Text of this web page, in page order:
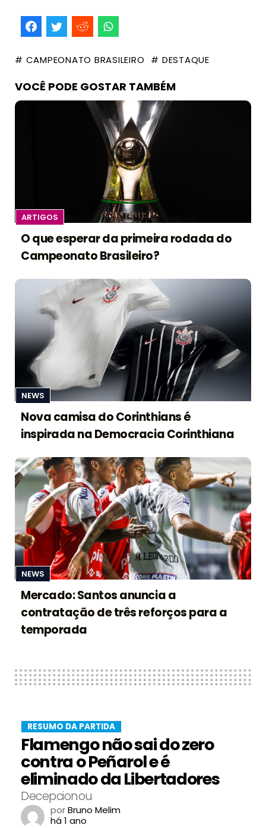
# CAMPEONATO BRASILEIRO # DESTAQUE
VOCÊ PODE GOSTAR TAMBÉM
ARTIGOS
O que esperar da primeira rodada do
Campeonato Brasileiro?
NEWS
Nova camisa do Corinthians é
inspirada na Democracia Corinthiana
NEWS
Mercado: Santos anuncia a
contratação de três reforços para a
temporada
RESUMO DA PARTIDA
Flamengo não sai do zero
contra o Peñarol e é
eliminado da Libertadores
Decepcionou
porBruno Melim
há 1 ano